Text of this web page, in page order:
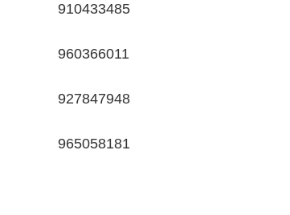
910433485
960366011
927847948
965058181